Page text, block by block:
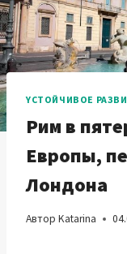
YСТОЙЧИВОЕ
Рим в
Европы,
Лондона
Автор Katarina